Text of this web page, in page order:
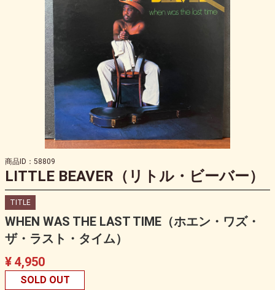
商品ID：58809
LITTLE BEAVER（リトル・ビーバー）
TITLE
WHEN WAS THE LAST TIME（ホエン・ワズ・
ザ・ラスト・タイム）
¥ 4,950
SOLD OUT